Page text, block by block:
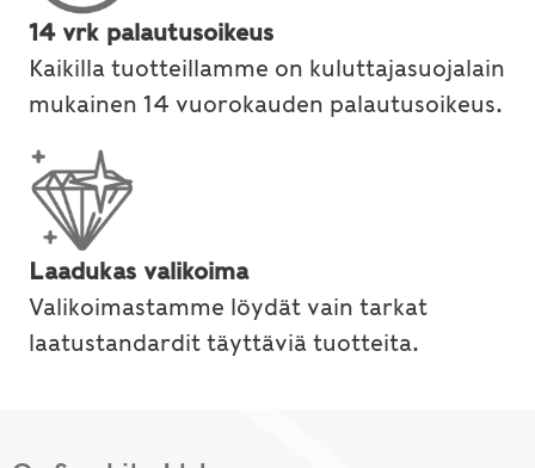
14 vrk palautusoikeus
Kaikilla tuotteillamme on kuluttajasuojalain
mukainen 14 vuorokauden palautusoikeus.
Laadukas valikoima
Valikoimastamme löydät vain tarkat
laatustandardit täyttäviä tuotteita.